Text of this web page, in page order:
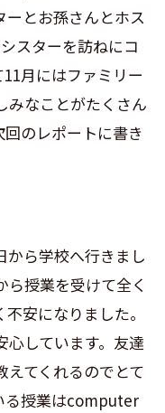
ーとお孫さんとホス
スターを訪ねにコ
月にはファミリー
みなことがたくさん
のレポートに書き
から学校へ行きまし
授業を受けて全く
安になりました。
心しています。友達
えてくれるのでとて
る授業はcomputer